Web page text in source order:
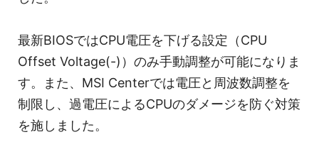
最新BIOSではCPU電圧を下げる設定（CPU
Offset Voltage(-)）のみ手動調整が可能になりま
す。また、MSI Centerでは電圧と周波数調整を
制限し、過電圧によるCPUのダメージを防ぐ対策
を施しました。